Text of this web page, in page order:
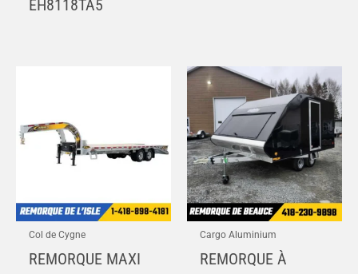
EH8118TA5
Col de Cygne
REMORQUE MAXI
Cargo Aluminium
REMORQUE À